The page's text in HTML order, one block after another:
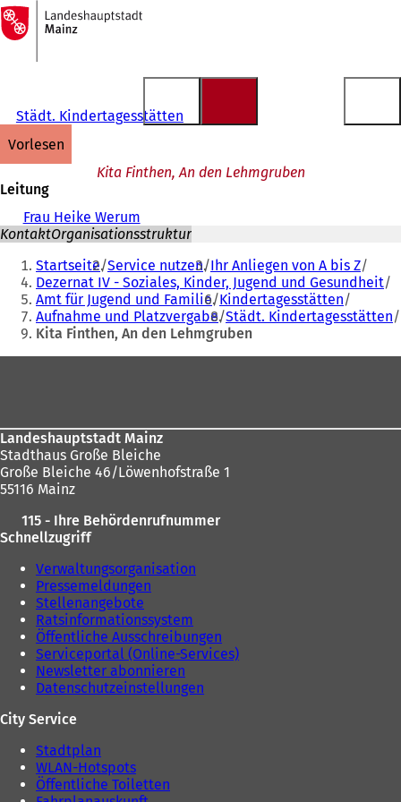
Inhalt anspringen
Zur
Startseite
Städt. Kindertagesstätten
vorlesen
Kita Finthen, An den Lehmgruben
Leitung
Frau Heike Werum
KontaktOrganisationsstruktur
Sie
befinden
sich
hier:
Startseite Service nutzen Ihr Anliegen von A bis Z
Dezernat IV - Soziales, Kinder, Jugend und Gesundheit
Amt für Jugend und Familie Kindertagesstätten
Aufnahme und Platzvergabe Städt. Kindertagesstätten
Kita Finthen, An den Lehmgruben
Landeshauptstadt Mainz
Stadthaus Große Bleiche
Große Bleiche 46/Löwenhofstraße 1
55116 Mainz
115 - Ihre Behördenrufnummer
Schnellzugriff
Verwaltungsorganisation
Pressemeldungen
Stellenangebote
Ratsinformationssystem
Öffentliche Ausschreibungen
Serviceportal (Online-Services)
Newsletter abonnieren
Datenschutzeinstellungen
City Service
Stadtplan
WLAN-Hotspots
Öffentliche Toiletten